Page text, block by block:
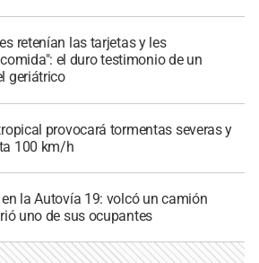
retenían las tarjetas y les
el duro testimonio de un
geriátrico
provocará tormentas severas y
100 km/h
la Autovía 19: volcó un camión
uno de sus ocupantes